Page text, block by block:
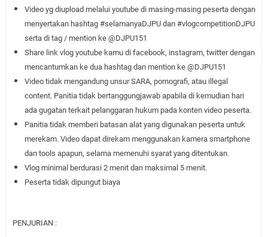
Video yg diupload melalui youtube di masing-masing peserta dengan
menyertakan hashtag #selamanyaDJPU dan #vlogcompetitionDJPU
serta di tag / mention ke @DJPU151
Share link vlog youtube kamu di facebook, instagram, twitter dengan
mencantumkan ke dua hashtag dan mention ke @DJPU151
Video tidak mengandung unsur SARA, pornografi, atau illegal
content. Panitia tidak bertanggungjawab apabila di kemudian hari
ada gugatan terkait pelanggaran hukum pada konten video peserta.
Panitia tidak memberi batasan alat yang digunakan peserta untuk
merekam. Video dapat direkam menggunakan kamera smartphone
dan tools apapun, selama memenuhi syarat yang ditentukan.
Vlog minimal berdurasi 2 menit dan maksimal 5 menit.
Peserta tidak dipungut biaya
PENJURIAN :